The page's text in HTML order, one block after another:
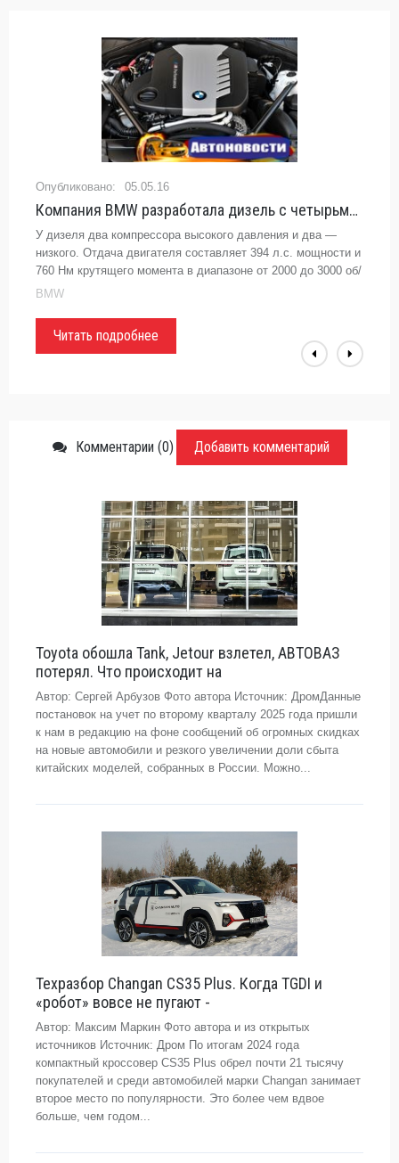
05.05.16
Компания BMW разработала дизель с четырьмя турбокомпрессорами - «BMW»
У дизеля два компрессора высокого давления и два —
низкого. Отдача двигателя составляет 394 л.с. мощности и
760 Нм крутящего момента в диапазоне от 2000 до 3000 об/
мин.
BMW
Читать подробнее
Комментарии (0) Добавить комментарий
Toyota обошла Tank, Jetour взлетел, АВТОВАЗ
потерял. Что происходит на
Автор: Сергей Арбузов Фото автора Источник: ДромДанные
постановок на учет по второму кварталу 2025 года пришли
к нам в редакцию на фоне сообщений об огромных скидках
на новые автомобили и резкого увеличении доли сбыта
китайских моделей, собранных в России. Можно...
Техразбор Changan CS35 Plus. Когда TGDI и
«робот» вовсе не пугают -
Автор: Максим Маркин Фото автора и из открытых
источников Источник: Дром По итогам 2024 года
компактный кроссовер CS35 Plus обрел почти 21 тысячу
покупателей и среди автомобилей марки Changan занимает
второе место по популярности. Это более чем вдвое
больше, чем годом...